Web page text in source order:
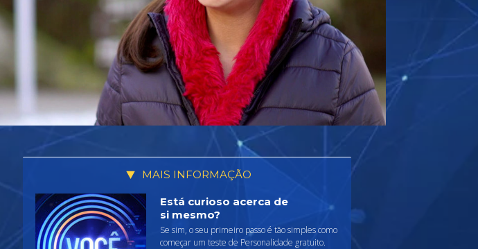
MAIS INFORMAÇÃO
Está curioso acerca de
si mesmo?
Se sim, o seu primeiro passo é tão simples como
começar um teste de Personalidade gratuito.